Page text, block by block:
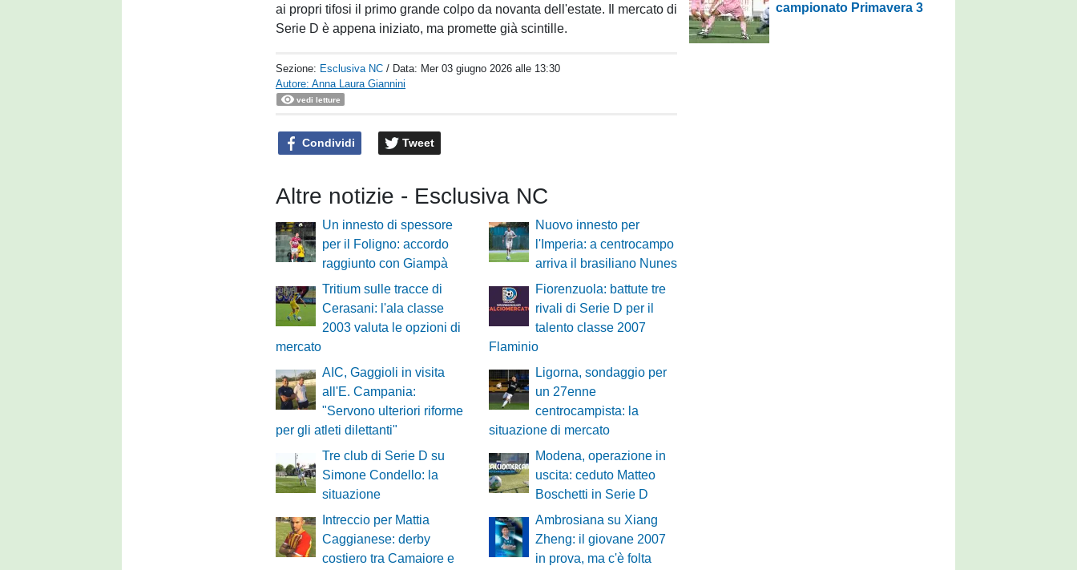
ai propri tifosi il primo grande colpo da novanta dell'estate. Il mercato di
Serie D è appena iniziato, ma promette già scintille.
Sezione: Esclusiva NC / Data: Mer 03 giugno 2026 alle 13:30
Autore: Anna Laura Giannini
vedi letture
Condividi Tweet
Altre notizie - Esclusiva NC
Un innesto di spessore
per il Foligno: accordo
raggiunto con Giampà
Nuovo innesto per
l'Imperia: a centrocampo
arriva il brasiliano Nunes
Tritium sulle tracce di
Cerasani: l'ala classe
2003 valuta le opzioni di
mercato
Fiorenzuola: battute tre
rivali di Serie D per il
talento classe 2007
Flaminio
AIC, Gaggioli in visita
all'E. Campania:
"Servono ulteriori riforme
per gli atleti dilettanti"
Ligorna, sondaggio per
un 27enne
centrocampista: la
situazione di mercato
Tre club di Serie D su
Simone Condello: la
situazione
Modena, operazione in
uscita: ceduto Matteo
Boschetti in Serie D
Intreccio per Mattia
Caggianese: derby
costiero tra Camaiore e
Ambrosiana su Xiang
Zheng: il giovane 2007
in prova, ma c'è folta
campionato Primavera 3